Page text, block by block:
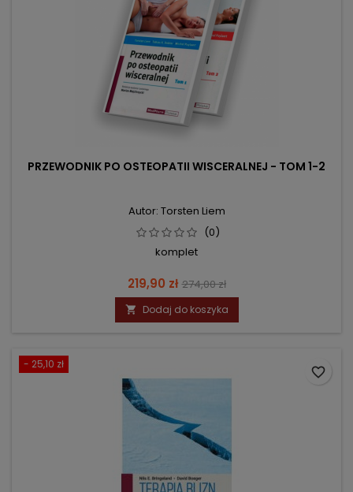
PRZEWODNIK PO OSTEOPATII WISCERALNEJ - TOM 1-2
Autor: Torsten Liem
(0)
komplet
Cena
219,90 zł Cena
podstawowa
274,00 zł
 Dodaj do koszyka
- 25,10 zł
favorite_border